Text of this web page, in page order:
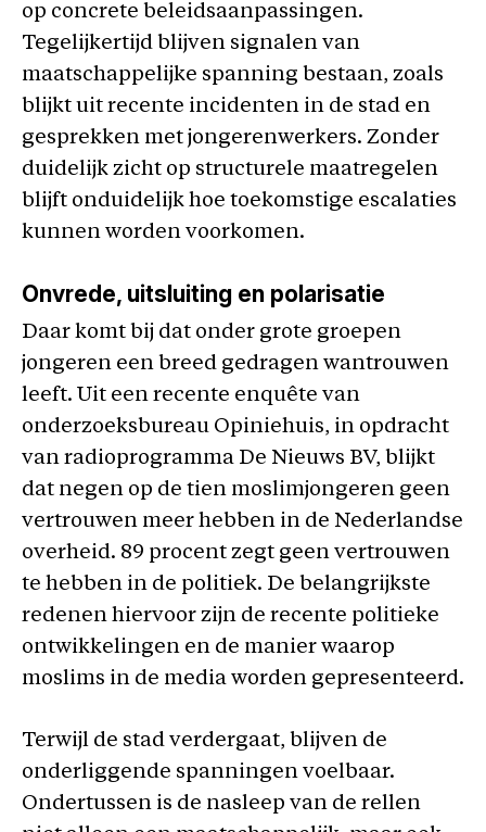
op concrete beleidsaanpassingen.
Tegelijkertijd blijven signalen van
maatschappelijke spanning bestaan, zoals
blijkt uit recente incidenten in de stad en
gesprekken met jongerenwerkers. Zonder
duidelijk zicht op structurele maatregelen
blijft onduidelijk hoe toekomstige escalaties
kunnen worden voorkomen.
Onvrede, uitsluiting en polarisatie
Daar komt bij dat onder grote groepen
jongeren een breed gedragen wantrouwen
leeft. Uit een recente enquête van
onderzoeksbureau Opiniehuis, in opdracht
van radioprogramma De Nieuws BV, blijkt
dat negen op de tien moslimjongeren geen
vertrouwen meer hebben in de Nederlandse
overheid. 89 procent zegt geen vertrouwen
te hebben in de politiek. De belangrijkste
redenen hiervoor zijn de recente politieke
ontwikkelingen en de manier waarop
moslims in de media worden gepresenteerd.
Terwijl de stad verdergaat, blijven de
onderliggende spanningen voelbaar.
Ondertussen is de nasleep van de rellen